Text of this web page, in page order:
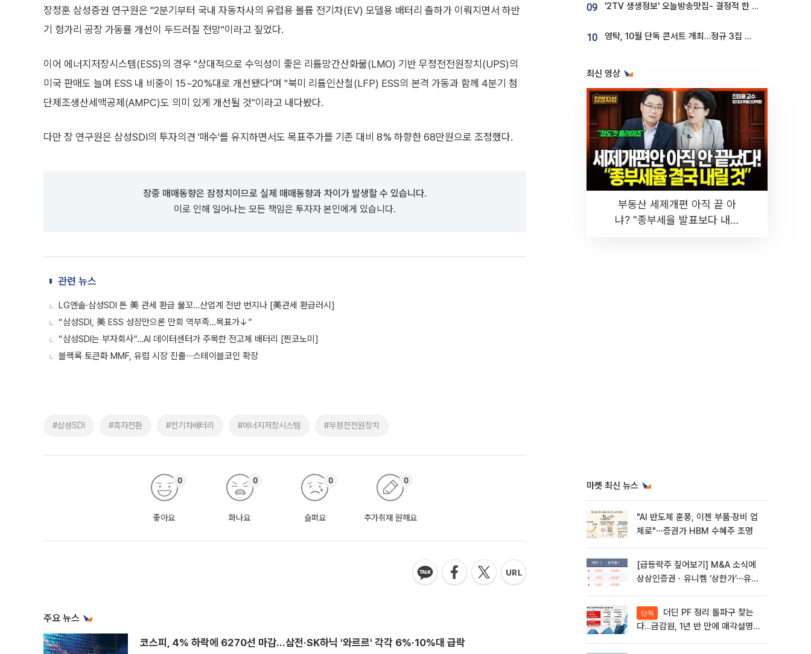
장정훈 삼성증권 연구원은 "2분기부터 국내 자동차사의 유럽용 볼륨 전기차(EV) 모델용 배터리 출하가 이뤄지면서 하반
기 헝가리 공장 가동률 개선이 두드러질 전망"이라고 짚었다.
이어 에너지저장시스템(ESS)의 경우 "상대적으로 수익성이 좋은 리튬망간산화물(LMO) 기반 무정전전원장치(UPS)의
미국 판매도 늘며 ESS 내 비중이 15~20%대로 개선됐다"며 "북미 리튬인산철(LFP) ESS의 본격 가동과 함께 4분기 첨
단제조생산세액공제(AMPC)도 의미 있게 개선될 것"이라고 내다봤다.
다만 장 연구원은 삼성SDI의 투자의견 '매수'를 유지하면서도 목표주가를 기존 대비 8% 하향한 68만원으로 조정했다.
장중 매매동향은 잠정치이므로 실제 매매동향과 차이가 발생할 수 있습니다.
이로 인해 일어나는 모든 책임은 투자자 본인에게 있습니다.
관련 뉴스
LG엔솔·삼성SDI 튼 美 관세 환급 물꼬…산업계 전반 번지나 [美관세 환급러시]
“삼성SDI, 美 ESS 성장만으론 만회 역부족…목표가↓”
“삼성SDI는 부자회사”…AI 데이터센터가 주목한 전고체 배터리 [찐코노미]
블랙록 토큰화 MMF, 유럽 시장 진출∙∙∙스테이블코인 확장
#삼성SDI #흑자전환 #전기차배터리 #에너지저장시스템 #무정전전원장치
좋아요
0
화나요
0
슬퍼요
0
추가취재 원해요
0
주요 뉴스
코스피, 4% 하락에 6270선 마감…삼전·SK하닉 '와르르' 각각 6%·10%대 급락
09 '2TV 생생정보' 오늘방송맛집- 결정적 한 수, 3종 메밀면! 메밀 소바 맛집 '의○○○○'
10 영탁, 10월 단독 콘서트 개최…정규 3집 신곡 첫선
최신 영상
부동산 세제개편 아직 끝 아
냐? "종부세율 발표보다 내릴
마켓 최신 뉴스
"AI 반도체 훈풍, 이젠 부품·장비 업
체로"⋯증권가 HBM 수혜주 조명
[급등락주 짚어보기] M&A 소식에
상상인증권ㆍ유니켐 ‘상한가’⋯유증
단독
다…금감원, 1년 반 만에 매각설명회